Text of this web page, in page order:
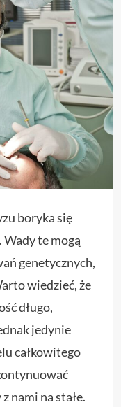
boryka się
te mogą
genetycznych,
wiedzieć, że
długo,
jedynie
całkowitego
nami na stałe.